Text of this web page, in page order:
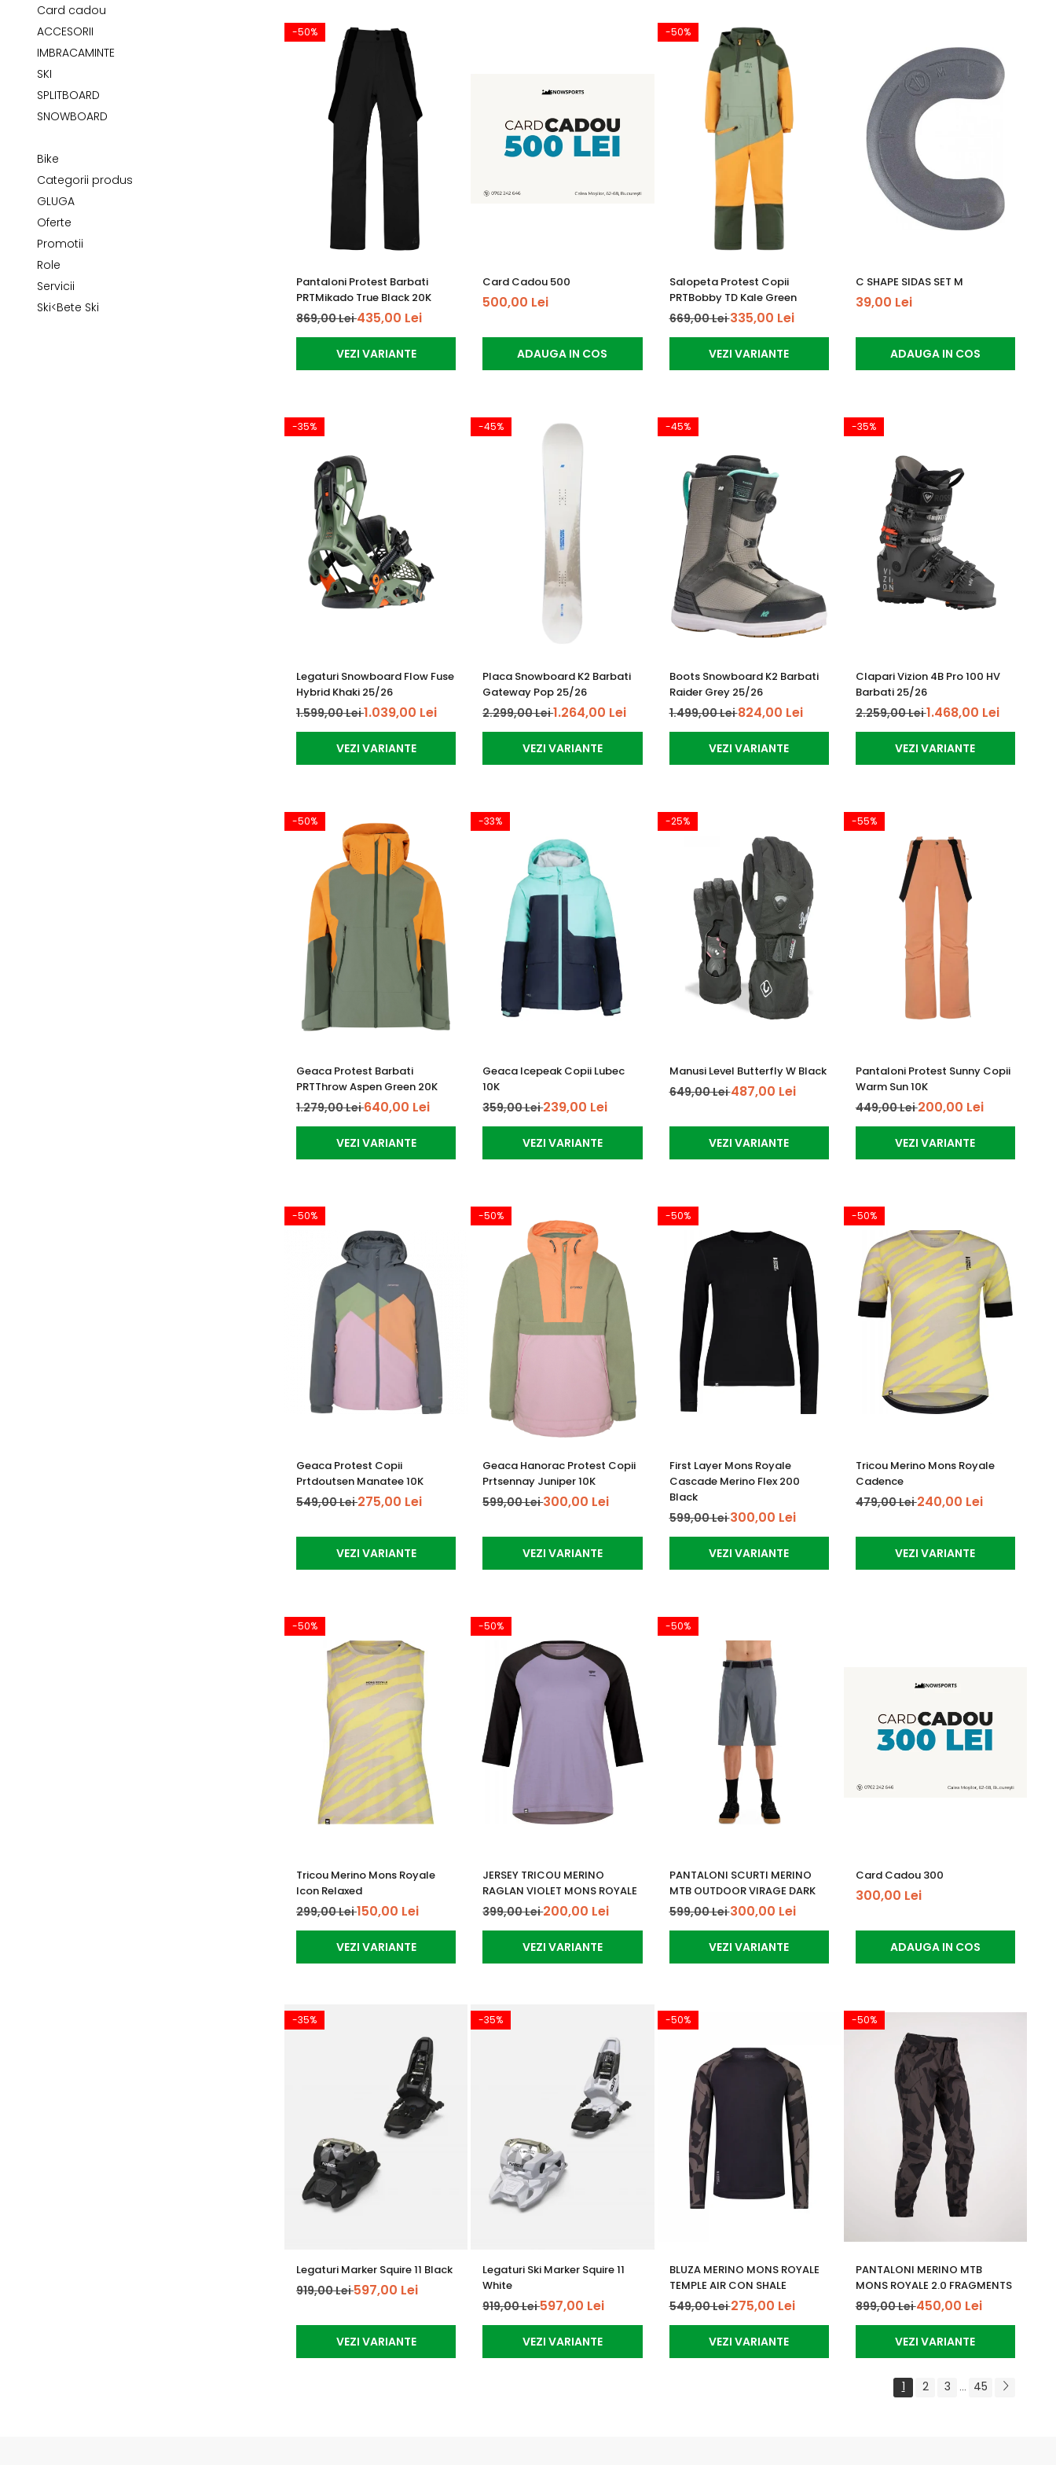
Pantaloni outdoor
Sosete Outdoor
Curele
Sepci
Bustiere
Card cadou
ACCESORII
IMBRACAMINTE
SKI
SPLITBOARD
SNOWBOARD
Bike
Categorii produs
GLUGA
Oferte
Promotii
Role
Servicii
Ski<Bete Ski
-50%
Pantaloni Protest Barbati
PRTMikado True Black 20K
869,00 Lei435,00 Lei
VEZI VARIANTE
Card Cadou 500
500,00 Lei
ADAUGA IN COS
-50%
Salopeta Protest Copii
PRTBobby TD Kale Green
669,00 Lei335,00 Lei
VEZI VARIANTE
C SHAPE SIDAS SET M
39,00 Lei
ADAUGA IN COS
-35%
Legaturi Snowboard Flow Fuse
Hybrid Khaki 25/26
1.599,00 Lei1.039,00 Lei
VEZI VARIANTE
-45%
Placa Snowboard K2 Barbati
Gateway Pop 25/26
2.299,00 Lei1.264,00 Lei
VEZI VARIANTE
-45%
Boots Snowboard K2 Barbati
Raider Grey 25/26
1.499,00 Lei824,00 Lei
VEZI VARIANTE
-35%
Clapari Vizion 4B Pro 100 HV
Barbati 25/26
2.259,00 Lei1.468,00 Lei
VEZI VARIANTE
-50%
Geaca Protest Barbati
PRTThrow Aspen Green 20K
1.279,00 Lei640,00 Lei
VEZI VARIANTE
-33%
Geaca Icepeak Copii Lubec
10K
359,00 Lei239,00 Lei
VEZI VARIANTE
-25%
Manusi Level Butterfly W Black
649,00 Lei487,00 Lei
VEZI VARIANTE
-55%
Pantaloni Protest Sunny Copii
Warm Sun 10K
449,00 Lei200,00 Lei
VEZI VARIANTE
-50%
Geaca Protest Copii
Prtdoutsen Manatee 10K
549,00 Lei275,00 Lei
VEZI VARIANTE
-50%
Geaca Hanorac Protest Copii
Prtsennay Juniper 10K
599,00 Lei300,00 Lei
VEZI VARIANTE
-50%
First Layer Mons Royale
Cascade Merino Flex 200
Black
599,00 Lei300,00 Lei
VEZI VARIANTE
-50%
Tricou Merino Mons Royale
Cadence
479,00 Lei240,00 Lei
VEZI VARIANTE
-50%
Tricou Merino Mons Royale
Icon Relaxed
299,00 Lei150,00 Lei
VEZI VARIANTE
-50%
JERSEY TRICOU MERINO
RAGLAN VIOLET MONS ROYALE
399,00 Lei200,00 Lei
VEZI VARIANTE
-50%
PANTALONI SCURTI MERINO
MTB OUTDOOR VIRAGE DARK
599,00 Lei300,00 Lei
VEZI VARIANTE
Card Cadou 300
300,00 Lei
ADAUGA IN COS
-35%
Legaturi Marker Squire 11 Black
919,00 Lei597,00 Lei
VEZI VARIANTE
-35%
Legaturi Ski Marker Squire 11
White
919,00 Lei597,00 Lei
VEZI VARIANTE
-50%
BLUZA MERINO MONS ROYALE
TEMPLE AIR CON SHALE
549,00 Lei275,00 Lei
VEZI VARIANTE
-50%
PANTALONI MERINO MTB
MONS ROYALE 2.0 FRAGMENTS
899,00 Lei450,00 Lei
VEZI VARIANTE
1 2 3 ... 45